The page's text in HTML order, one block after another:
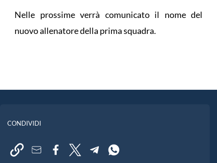
Nelle prossime verrà comunicato il nome del
nuovo allenatore della prima squadra.
CONDIVIDI